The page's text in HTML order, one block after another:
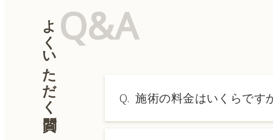
Q&A
よくいただく質問 Q. 施術の料金はいくらです